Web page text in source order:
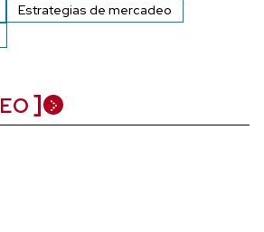
Estrategias de mercadeo